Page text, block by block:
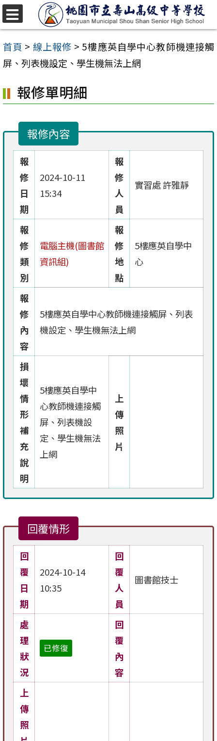
跳
至
主
要
容
區
首頁 > 線上報修 > 5樓應英自學中心教師機連接觸
屏、列表機設定、學生機無法上網
報修單明細
報修內容
報
修
日
期
2024-10-11
15:34
報
修
人
員
實習處 許雅靜
報
修
類
別
電腦主機(圖書館
資訊組)
報
修
地
點
5樓應英自學中
心
報
修
內
容
5樓應英自學中心教師機連接觸屏、列表
機設定、學生機無法上網
損
壞
情
形
補
充
說
明
5樓應英自學中
心教師機連接觸
屏、列表機設
定、學生機無法
上網
上
傳
照
片
回覆情形
回
覆
日
期
2024-10-14
10:35
回
覆
人
員
圖書館技士
處
理
狀
況
已修復
回
覆
內
容
上
傳
照
選
單